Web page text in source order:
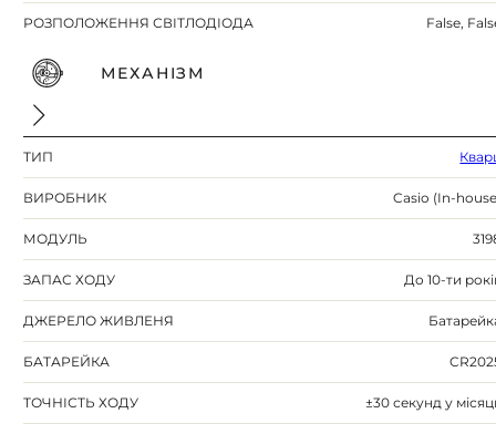
РОЗПОЛОЖЕННЯ СВІТЛОДІОДА False,
МЕХАНІЗМ
ТИП
ВИРОБНИК Casio (In-
МОДУЛЬ
ЗАПАС ХОДУ До 10-ти
ДЖЕРЕЛО ЖИВЛЕНЯ
БАТАРЕЙКА
ТОЧНІСТЬ ХОДУ ±30 секунд у